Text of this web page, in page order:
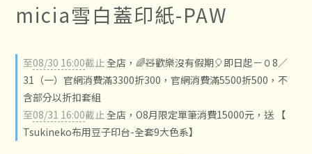
micia雪白蓋印紙-PAW
至08/30 16:00截止全店，🌈🧸歡樂沒有假期🎈即日起－０8／
31（一）官網消費滿3300折300，官網消費滿5500折500，不
含部分以折扣套組
至08/31 16:00截止全店，O8月限定單筆消費15000元，送 【
Tsukineko布用豆子印台-全套9大色系】